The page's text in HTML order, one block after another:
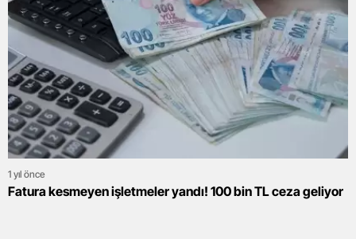
1 yıl önce
Fatura kesmeyen işletmeler yandı! 100 bin TL ceza geliyor